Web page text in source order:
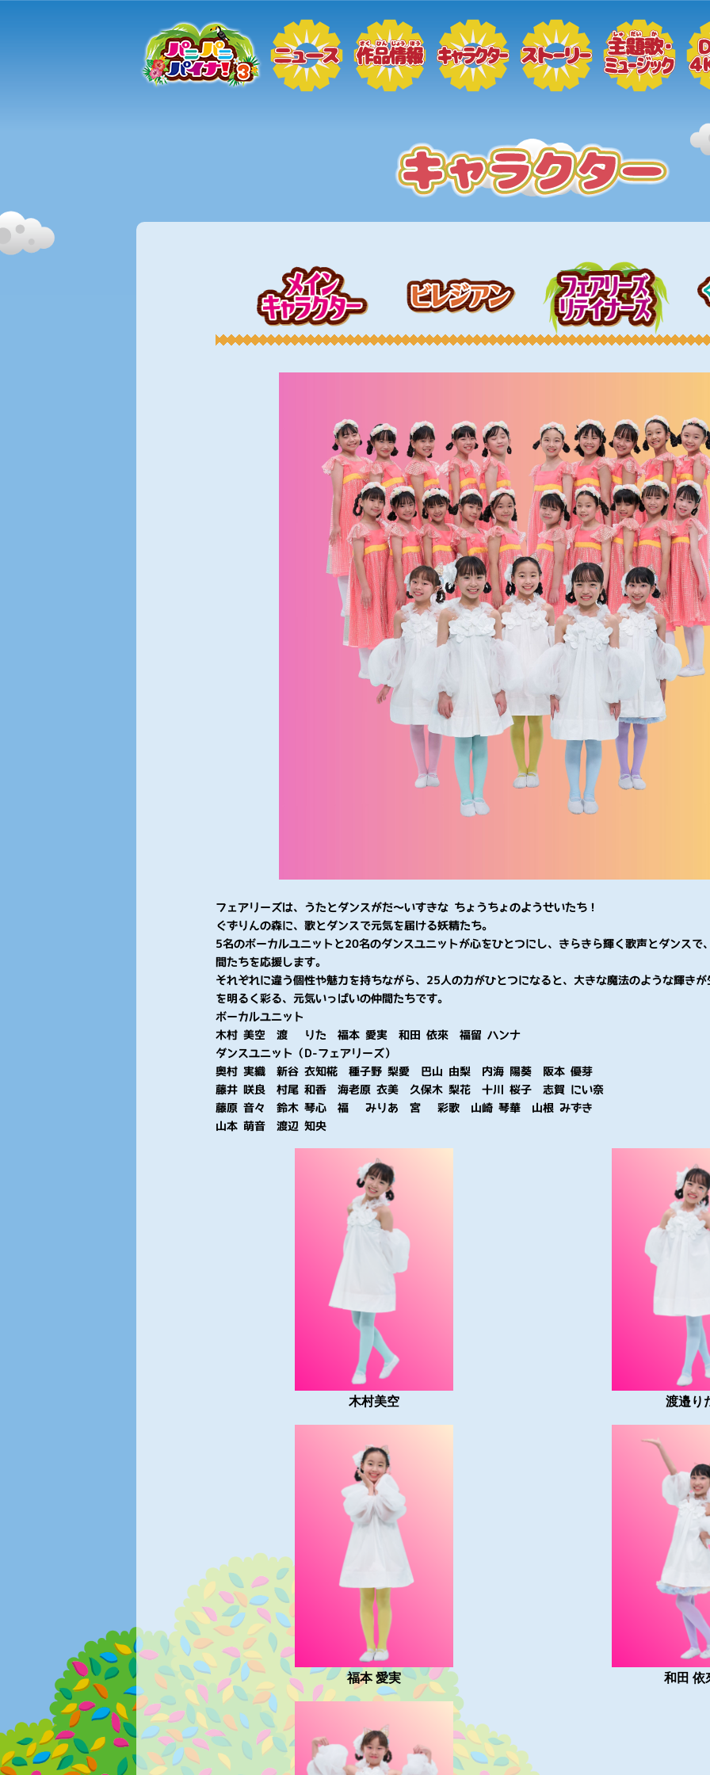
フェアリーズは、うたとダンスがだ〜いすきな ちょうちょのようせいたち！
ぐずりんの森に、歌とダンスで元気を届ける妖精たち。
5名のボーカルユニットと20名のダンスユニットが心をひとつにし、きらきら輝く歌声とダンスで
間たちを応援します。
それぞれに違う個性や魅力を持ちながら、25人の力がひとつになると、大きな魔法のような輝き
を明るく彩る、元気いっぱいの仲間たちです。
ボーカルユニット
木村 美空 渡邉 りた 福本 愛実 和田 依來 福留 ハンナ
ダンスユニット（D-フェアリーズ）
奥村 実織 新谷 衣知椛 種子野 梨愛 巴山 由梨 内海 陽葵 阪本 優芽
藤井 咲良 村尾 和香 海老原 衣美 久保木 梨花 十川 桜子 志賀 にい奈
藤原 音々 鈴木 琴心 福瀨 みりあ 宮﨑 彩歌 山崎 琴華 山根 みずき
山本 萌音 渡辺 知央
木村美空 渡邉り
福本 愛実 和田 依